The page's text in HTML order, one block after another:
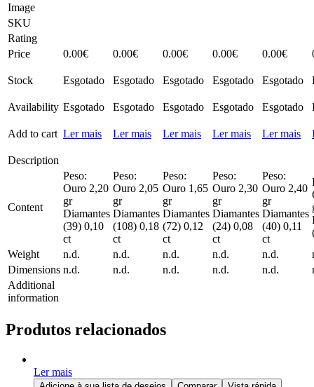
Image
SKU
Rating
Price
0.00€ 0.00€ 0.00€ 0.00€ 0.00€
Stock Esgotado Esgotado Esgotado Esgotado Esgotado
Availability Esgotado Esgotado Esgotado Esgotado Esgotado
Add to cart Ler mais Ler mais Ler mais Ler mais Ler mais
Description
Content
Peso:
Ouro 2,20
gr
Diamantes
(39) 0,10
ct
Peso:
Ouro 2,05
gr
Diamantes
(108) 0,18
ct
Peso:
Ouro 1,65
gr
Diamantes
(72) 0,12
ct
Peso:
Ouro 2,30
gr
Diamantes
(24) 0,08
ct
Peso:
Ouro 2,40
gr
Diamantes
(40) 0,11
ct
Weight
n.d. n.d. n.d. n.d. n.d.
Dimensions n.d. n.d. n.d. n.d. n.d.
Additional
information
Produtos relacionados
Ler mais